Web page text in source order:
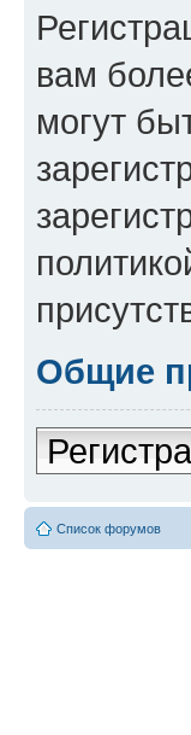
вам
могут
Общие
Список форумов